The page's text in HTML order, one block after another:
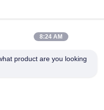
8:24 AM
product are you looking